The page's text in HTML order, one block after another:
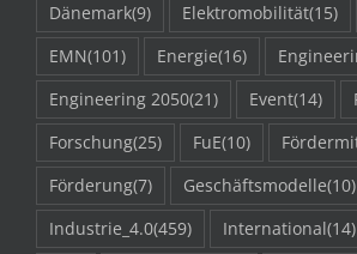
Dänemark(9) Elektromobilität(15)
EMN(101) Energie(16)
Engineering 2050(21) Event(14)
Forschung(25) FuE(10)
Förderung(7) Geschäftsmodelle(10)
Industrie_4.0(459) International(14)